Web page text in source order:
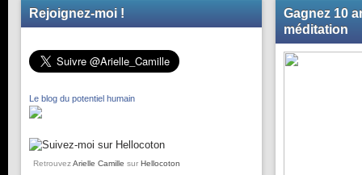
Rejoignez-moi !
Le blog du potentiel humain
RetrouvezArielle Camille sur Hellocoton
Gagnez 10
méditation